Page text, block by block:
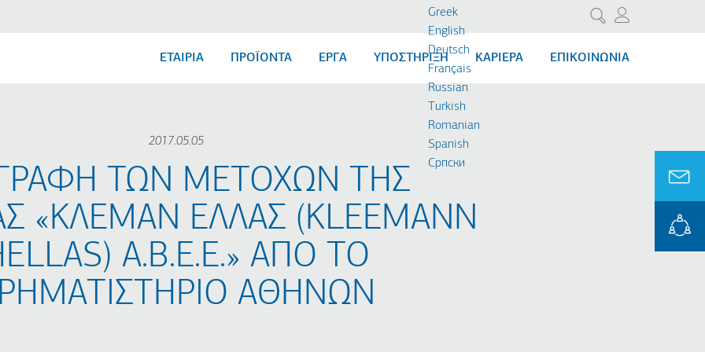
Αναζήτηση
Greek
English
Deutsch
Français
Russian
Turkish
Romanian
Spanish
Cрпски
ΕΤΑΙΡΙΑ ΠΡΟΪΟΝΤΑ ΕΡΓΑ ΥΠΟΣΤΗΡΙΞΗ ΚΑΡΙΕΡΑ ΕΠΙΚΟΙΝΩΝΙΑ
2017.05.05
ΤΩΝ ΜΕΤΟΧΩΝ ΤΗΣ
«ΚΛΕΜΑΝ ΕΛΛΑΣ (KLEEMANN
Α.Β.Ε.Ε.» ΑΠΟ ΤΟ
ΑΘΗΝΩΝ